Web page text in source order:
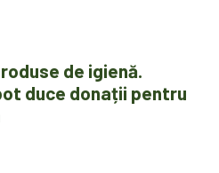
de igienă.
duce donații pentru